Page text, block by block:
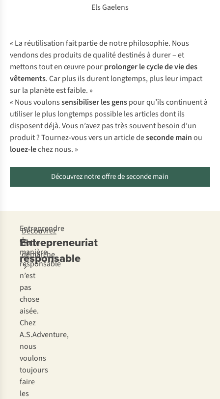
Els Gaelens
« La réutilisation fait partie de notre philosophie. Nous
vendons des produits de qualité destinés à durer – et
mettons tout en œuvre pourprolonger le cycle de vie des
vêtements. Car plus ils durent longtemps, plus leur impact
sur la planète est faible. »
« Nous voulonssensibiliser les genspour qu’ils continuent à
utiliser le plus longtemps possible les articles dont ils
disposent déjà. Vous n’avez pas très souvent besoin d’un
produit ? Tournez-vous vers un article deseconde mainou
louez-lechez nous. »
Découvrez notre offre de seconde main
Entrepreneuriat
responsable
Entreprendre
de
manière
responsable
n’est
pas
chose
aisée.
Chez
A.S.Adventure,
nous
voulons
toujours
faire
les
Découvrez
notre
démarche